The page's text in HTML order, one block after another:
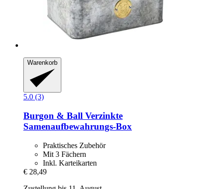
Warenkorb
5.0 (3)
Burgon & Ball Verzinkte
Samenaufbewahrungs-​Box
Praktisches Zubehör
Mit 3 Fächern
Inkl. Karteikarten
€ 28,49